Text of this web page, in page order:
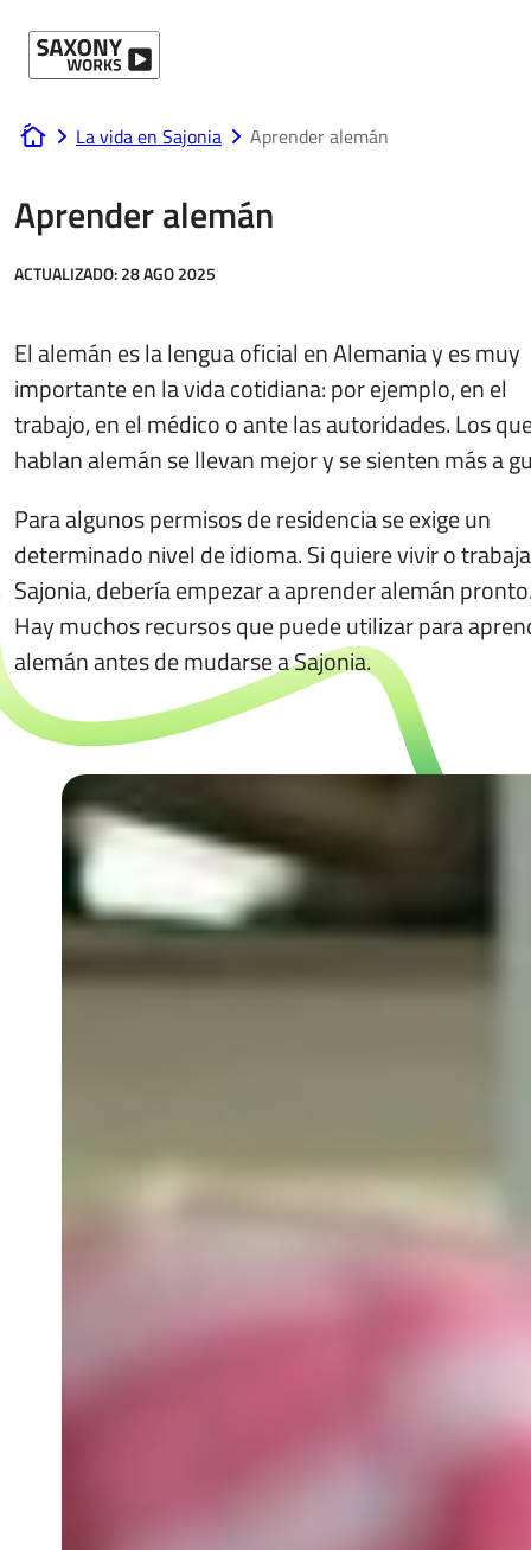
www.saxony-works.com
La vida en Sajonia Aprender alemán
Aprender alemán
ACTUALIZADO:28 AGO 2025
El alemán es la lengua oficial en Alemania y es muy
importante en la vida cotidiana: por ejemplo, en el
trabajo, en el médico o ante las autoridades. Los
hablan alemán se llevan mejor y se sienten más a
Para algunos permisos de residencia se exige un
determinado nivel de idioma. Si quiere vivir o
Sajonia, debería empezar a aprender alemán
Hay muchos recursos que puede utilizar para
alemán antes de mudarse a Sajonia.